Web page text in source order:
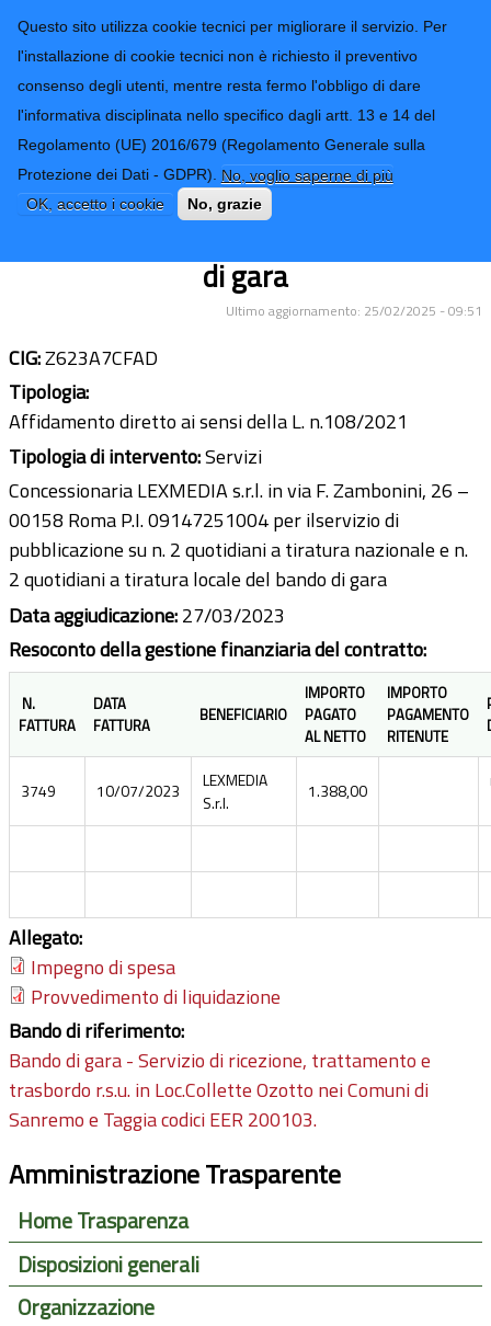
Questo sito utilizza cookie tecnici per migliorare il servizio. Per
l'installazione di cookie tecnici non è richiesto il preventivo
consenso degli utenti, mentre resta fermo l'obbligo di dare
l'informativa disciplinata nello specifico dagli artt. 13 e 14 del
Regolamento (UE) 2016/679 (Regolamento Generale sulla
Protezione dei Dati - GDPR). No, voglio saperne di più
OK, accetto i cookie
No, grazie
Provincia di
Imperia
CONTATTI-URP
TRASPARENZA
Form di ricerca
Servizio di pubblicazione su n. 2
quotidiani a tiratura nazionale e n. 2
di gara
Ultimo aggiornamento: 25/02/2025 - 09:51
CIG:Z623A7CFAD
Tipologia:
Affidamento diretto ai sensi della L. n.108/2021
Tipologia di intervento:Servizi
Concessionaria LEXMEDIA s.r.l. in via F. Zambonini, 26 –
00158 Roma P.I. 09147251004 per ilservizio di
pubblicazione su n. 2 quotidiani a tiratura nazionale e n.
2 quotidiani a tiratura locale del bando di gara
Data aggiudicazione:27/03/2023
Resoconto della gestione finanziaria del contratto:
N.
FATTURA
DATA
FATTURA
BENEFICIARIO
IMPORTO
PAGATO
AL NETTO
IMPORTO
PAGAMENTO
RITENUTE
3749 10/07/2023
LEXMEDIA
S.r.l.
1.388,00
Allegato:
Impegno di spesa
Provvedimento di liquidazione
Bando di riferimento:
Bando di gara - Servizio di ricezione, trattamento e
trasbordo r.s.u. in Loc.Collette Ozotto nei Comuni di
Sanremo e Taggia codici EER 200103.
Amministrazione Trasparente
Home Trasparenza
Disposizioni generali
Organizzazione